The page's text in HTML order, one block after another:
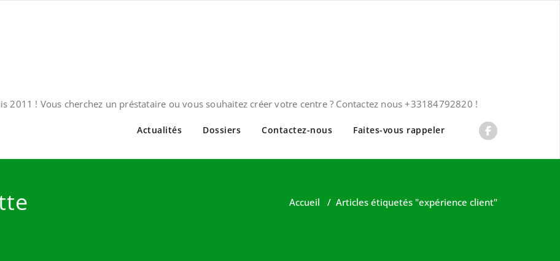
2011 ! Vous cherchez un préstataire ou vous souhaitez créer votre centre ? Contactez nous +33184792820 !
Actualités Dossiers Contactez-nous Faites-vous rappeler
Accueil / Articles étiquetés "expérience client"